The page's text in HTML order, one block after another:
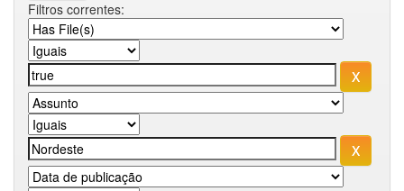
Filtros correntes: